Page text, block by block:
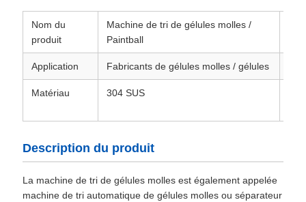
Nom du
produit
Machine de tri de gélules molles /
Paintball
Application Fabricants de gélules molles / gélules
Matériau 304 SUS
Description du produit
La machine de tri de gélules molles est également appelée
machine de tri automatique de gélules molles ou séparateur